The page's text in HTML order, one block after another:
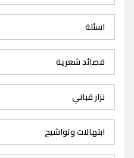
اسئلة
قصائد شعرية
نزار قباني
ابتهالات وتواشيح